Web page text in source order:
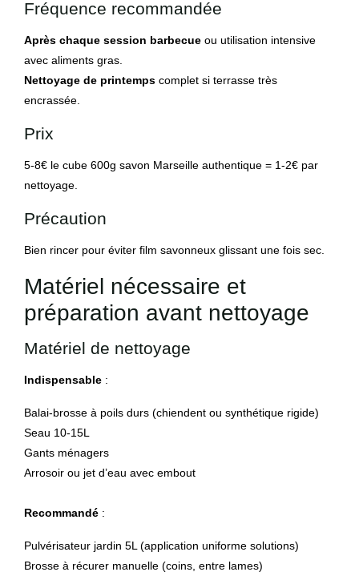
Fréquence recommandée
Après chaque session barbecue ou utilisation intensive
avec aliments gras.
Nettoyage de printemps complet si terrasse très
encrassée.
Prix
5-8€ le cube 600g savon Marseille authentique = 1-2€ par
nettoyage.
Précaution
Bien rincer pour éviter film savonneux glissant une fois sec.
Matériel nécessaire et
préparation avant nettoyage
Matériel de nettoyage
Indispensable :
Balai-brosse à poils durs (chiendent ou synthétique rigide)
Seau 10-15L
Gants ménagers
Arrosoir ou jet d’eau avec embout
Recommandé :
Pulvérisateur jardin 5L (application uniforme solutions)
Brosse à récurer manuelle (coins, entre lames)